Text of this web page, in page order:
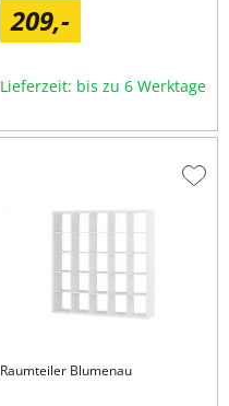
209,-
Lieferzeit: bis zu 6 Werktage
Raumteiler Blumenau
Zur